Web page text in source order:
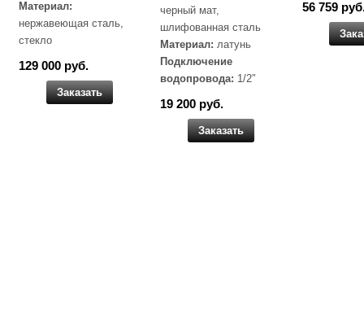
Материал:
нержавеющая сталь,
стекло
129 000 руб.
Заказать
черный мат,
шлифованная сталь
Материал: латунь
Подключение
водопровода: 1/2″
19 200 руб.
Заказать
56 759